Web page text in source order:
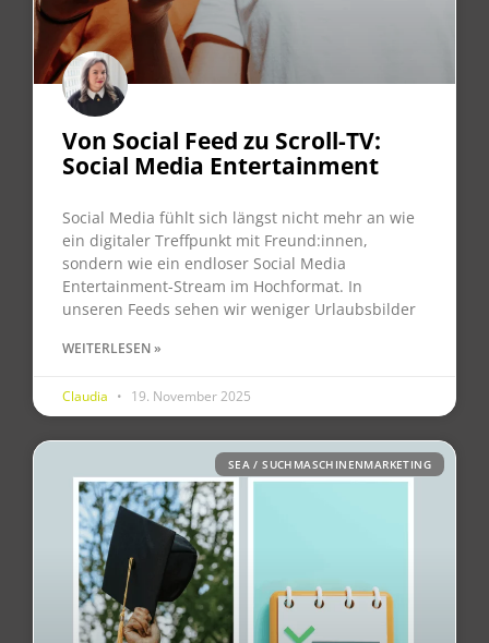
Von Social Feed zu Scroll-TV:
Social Media Entertainment
Social Media fühlt sich längst nicht mehr an wie
ein digitaler Treffpunkt mit Freund:innen,
sondern wie ein endloser Social Media
Entertainment-Stream im Hochformat. In
unseren Feeds sehen wir weniger Urlaubsbilder
WEITERLESEN »
Claudia 19. November 2025
SEA / SUCHMASCHINENMARKETING